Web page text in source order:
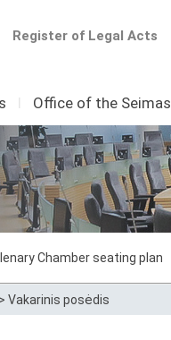
Register of Legal Acts
I Office of the Seimas
Chamber seating plan
> Vakarinis posėdis